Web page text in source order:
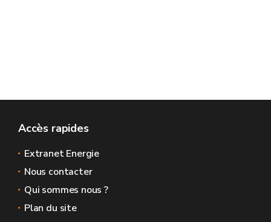
Accès rapides
Extranet Energie
Nous contacter
Qui sommes nous ?
Plan du site